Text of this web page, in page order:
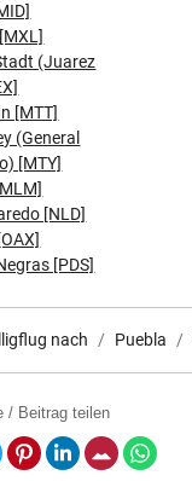
(Juarez
[MTT]
(General
[MTY]
[NLD]
[PDS]
nach Puebla
/ Beitrag teilen
TwitterPinterestLinkedInE-Mail